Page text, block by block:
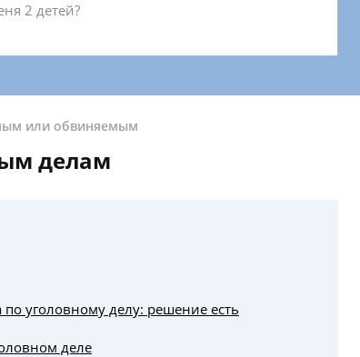
или обвиняемым
делам
уголовному делу: решение есть
деле